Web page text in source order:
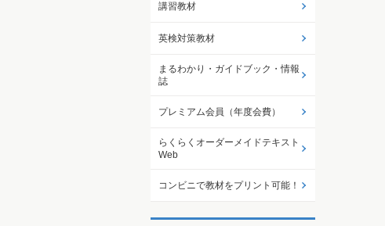
講習教材
英検対策教材
まるわかり・ガイドブック・情報
誌
プレミアム会員（年度会費）
らくらくオーダーメイドテキスト
Web
コンビニで教材をプリント可能！